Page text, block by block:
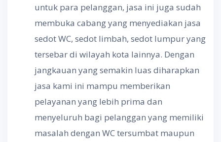
untuk para pelanggan, jasa ini juga sudah
membuka cabang yang menyediakan jasa
sedot WC, sedot limbah, sedot lumpur yang
tersebar di wilayah kota lainnya. Dengan
jangkauan yang semakin luas diharapkan
jasa kami ini mampu memberikan
pelayanan yang lebih prima dan
menyeluruh bagi pelanggan yang memiliki
masalah dengan WC tersumbat maupun